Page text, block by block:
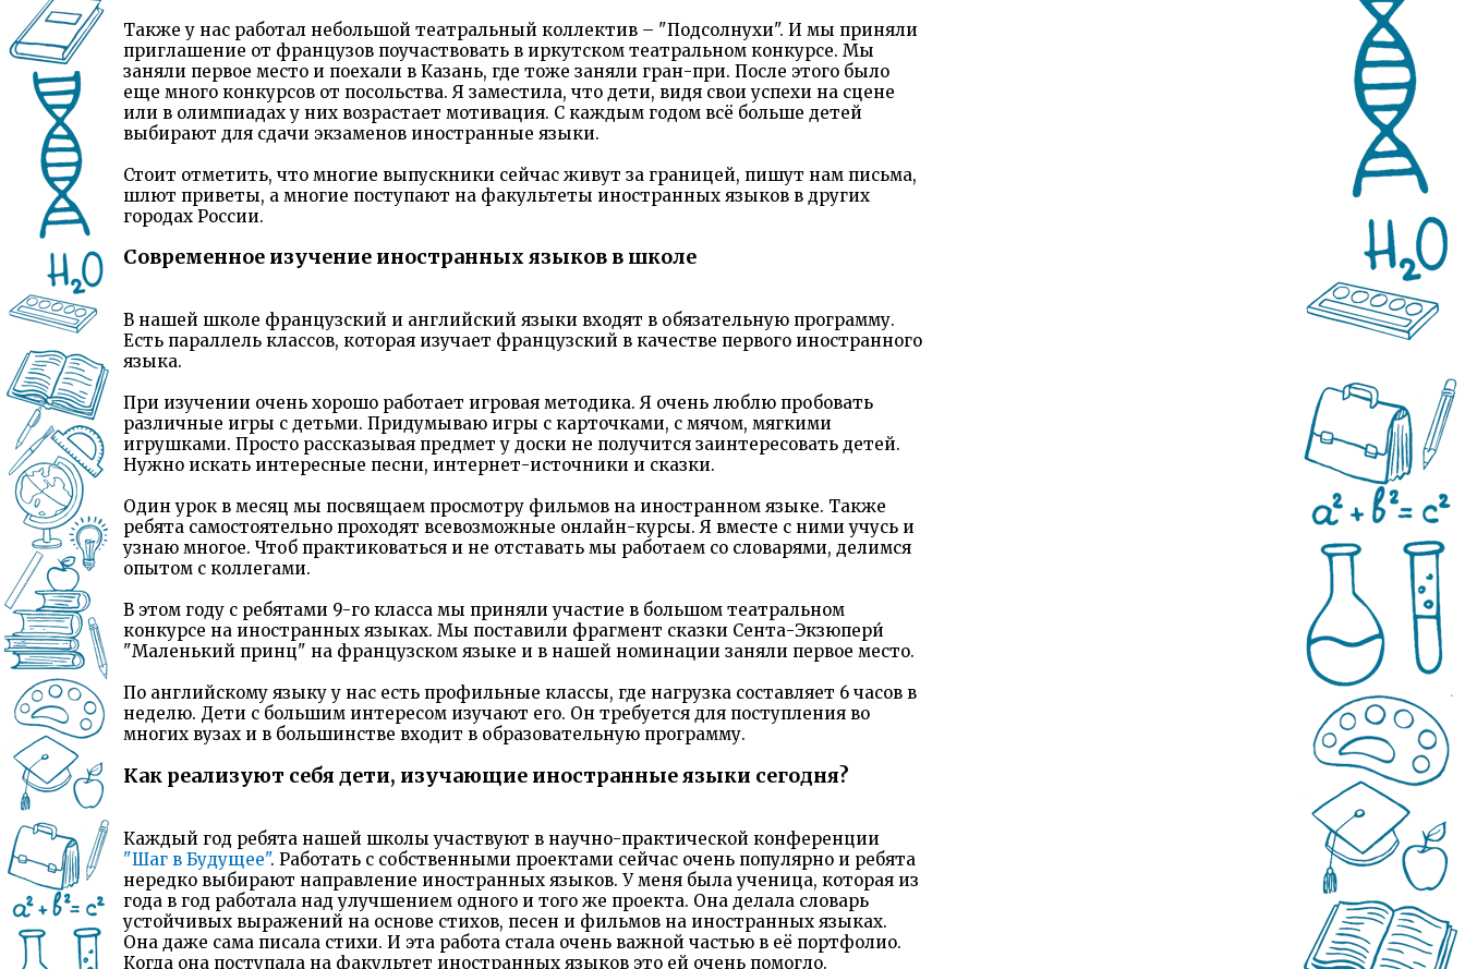
Также у нас работал небольшой театральный коллектив – "Подсолнухи". И мы приняли
приглашение от французов поучаствовать в иркутском театральном конкурсе. Мы
заняли первое место и поехали в Казань, где тоже заняли гран-при. После этого было
еще много конкурсов от посольства. Я заместила, что дети, видя свои успехи на сцене
или в олимпиадах у них возрастает мотивация. С каждым годом всё больше детей
выбирают для сдачи экзаменов иностранные языки.
Стоит отметить, что многие выпускники сейчас живут за границей, пишут нам письма,
шлют приветы, а многие поступают на факультеты иностранных языков в других
городах России.
Современное изучение иностранных языков в школе
В нашей школе французский и английский языки входят в обязательную программу.
Есть параллель классов, которая изучает французский в качестве первого иностранного
языка.
При изучении очень хорошо работает игровая методика. Я очень люблю пробовать
различные игры с детьми. Придумываю игры с карточками, с мячом, мягкими
игрушками. Просто рассказывая предмет у доски не получится заинтересовать детей.
Нужно искать интересные песни, интернет-источники и сказки.
Один урок в месяц мы посвящаем просмотру фильмов на иностранном языке. Также
ребята самостоятельно проходят всевозможные онлайн-курсы. Я вместе с ними учусь и
узнаю многое. Чтоб практиковаться и не отставать мы работаем со словарями, делимся
опытом с коллегами.
В этом году с ребятами 9-го класса мы приняли участие в большом театральном
конкурсе на иностранных языках. Мы поставили фрагмент сказки Сента-Экзюпери́
"Маленький принц" на французском языке и в нашей номинации заняли первое место.
По английскому языку у нас есть профильные классы, где нагрузка составляет 6 часов в
неделю. Дети с большим интересом изучают его. Он требуется для поступления во
многих вузах и в большинстве входит в образовательную программу.
Как реализуют себя дети, изучающие иностранные языки сегодня?
Каждый год ребята нашей школы участвуют в научно-практической конференции
"Шаг в Будущее". Работать с собственными проектами сейчас очень популярно и ребята
нередко выбирают направление иностранных языков. У меня была ученица, которая из
года в год работала над улучшением одного и того же проекта. Она делала словарь
устойчивых выражений на основе стихов, песен и фильмов на иностранных языках.
Она даже сама писала стихи. И эта работа стала очень важной частью в её портфолио.
Когда она поступала на факультет иностранных языков это ей очень помогло.